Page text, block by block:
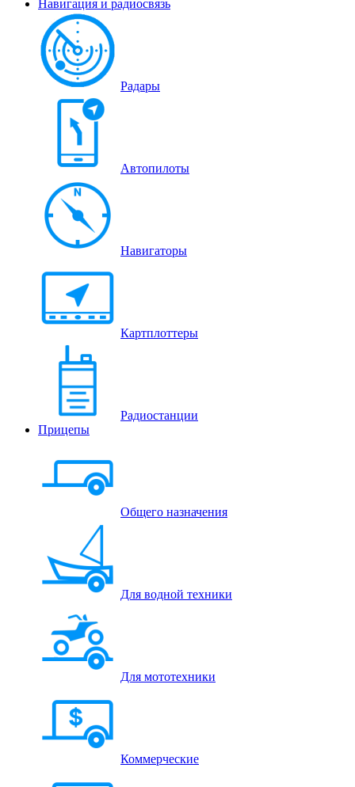
Навигация и радиосвязь
Радары
Автопилоты
Навигаторы
Картплоттеры
Радиостанции
Прицепы
Общего назначения
Для водной техники
Для мототехники
Коммерческие